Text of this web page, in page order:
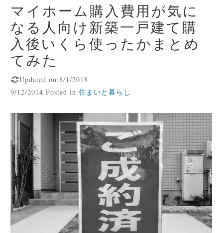
マイホーム購入費用が気に
なる人向け新築一戸建て購
入後いくら使ったかまとめ
てみた
Updated on:8/1/2018
9/12/2014 Posted in住まいと暮らし